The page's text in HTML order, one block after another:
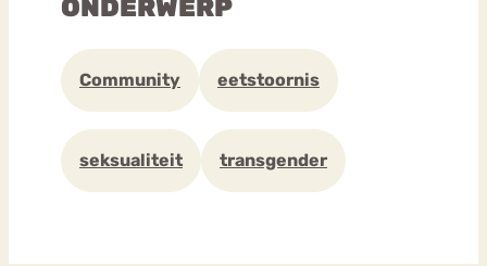
ONDERWERP
Community eetstoornis
seksualiteit transgender